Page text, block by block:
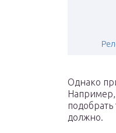
Однако
Например,
должно.